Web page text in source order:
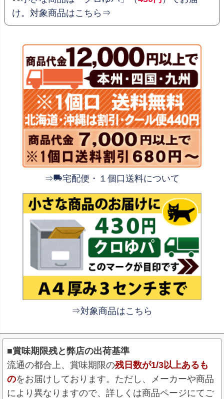
け。対象商品はこちら⇒
⇒ 宅配便・１個口送料について
⇒対象商品はこちら
■賞味期限残と弊店の出荷基準
流通の都合上、賞味期限の残日数が1/3以上あるも
のをお届けしております。ただし、メーカーや商品
により異なりますので、詳しくは商品ページにてご